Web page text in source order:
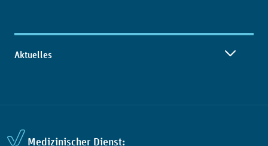
Aktuelles
Medizinischer Dienst: